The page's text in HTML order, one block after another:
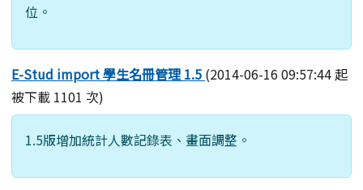
位。
E-Stud import 學生名冊管理 1.5 (2014-06-16 09:57:44 起
被下載 1101 次)
1.5版增加統計人數記錄表、畫面調整。